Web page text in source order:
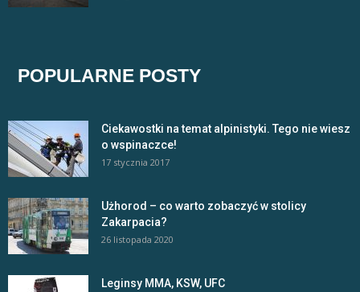
POPULARNE POSTY
Ciekawostki na temat alpinistyki. Tego nie wiesz
o wspinaczce!
17 stycznia 2017
Użhorod – co warto zobaczyć w stolicy
Zakarpacia?
26 listopada 2020
Leginsy MMA, KSW, UFC